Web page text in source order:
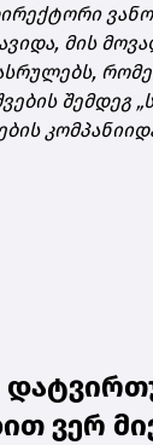
მის
შემდეგ
ვერ